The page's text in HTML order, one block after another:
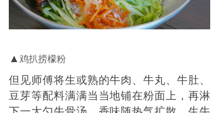
▲ 鸡扒捞檬粉
但见师傅将生或熟的牛肉、牛丸、牛肚、
豆芽等配料满满当当地铺在粉面上，再淋